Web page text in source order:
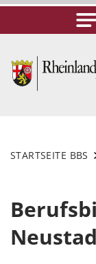
STARTSEITE BBS